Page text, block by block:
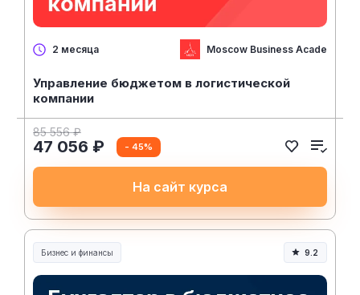
2 месяца Moscow Business Academy
Управление бюджетом в логистической
компании
85 556 ₽
47 056 ₽ - 45%
На сайт курса
Бизнес и финансы 9.2